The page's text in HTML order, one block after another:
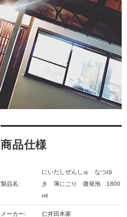
商品仕様
製品名:
にいだしぜんしゅ なつゆ
き 薄にごり 微発泡 1800
ml
メーカー: 仁井田本家